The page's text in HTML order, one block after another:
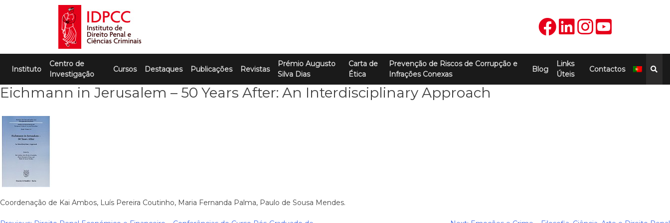
IDPCC
Instituto de Direito Penal e Ciências
Criminais
Instituto
Centro de
Investigação
Cursos Destaques Publicações Revistas
Prémio Augusto
Silva Dias
Carta de
Ética
Prevenção de Riscos de Corrupção e
Infrações Conexas
Blog
Links
Úteis
Contactos
Eichmann in Jerusalem – 50 Years After: An Interdisciplinary Approach
Coordenação de Kai Ambos, Luís Pereira Coutinho, Maria Fernanda Palma, Paulo de Sousa Mendes.